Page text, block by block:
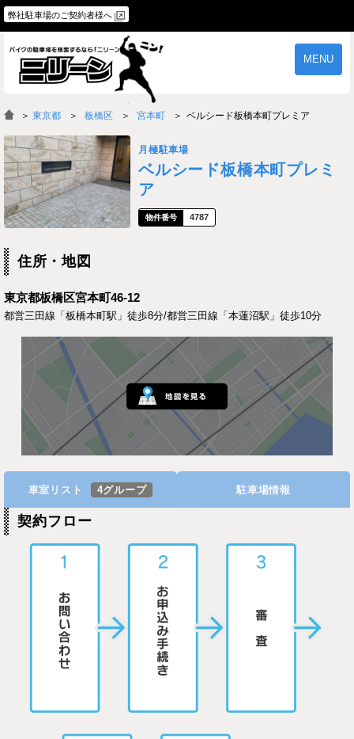
弊社駐車場のご契約者様へ
MENU
物件一覧 ご契約の流れ
よくあるご質問
＞ 東京都 板橋区 宮本町 ベルシード板橋本町プレミア
月極駐車場
ベルシード板橋本町プレミ
ア
4787
住所・地図
東京都板橋区宮本町46-12
都営三田線「板橋本町駅」徒歩8分/都営三田線「本蓮沼駅」徒歩10分
車室リスト 4グループ 駐車場情報
契約フロー